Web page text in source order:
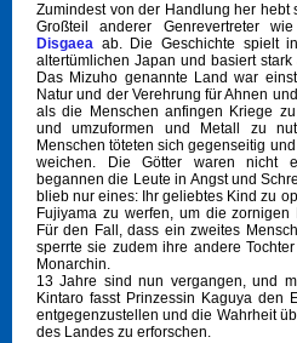
Zumindest von der Handlung her hebt
Großteil anderer Genrevertreter wie
Disgaea ab. Die Geschichte spielt
altertümlichen Japan und basiert
Das Mizuho genannte Land war
Natur und der Verehrung für Ahnen
als die Menschen anfingen Kriege
und umzuformen und Metall zu
Menschen töteten sich gegenseitig
weichen. Die Götter waren nicht
begannen die Leute in Angst und
blieb nur eines: Ihr geliebtes Kind zu
Fujiyama zu werfen, um die
Für den Fall, dass ein zweites
sperrte sie zudem ihre andere
Monarchin.
13 Jahre sind nun vergangen, und
Kintaro fasst Prinzessin Kaguya den
entgegenzustellen und die Wahrheit
des Landes zu erforschen.